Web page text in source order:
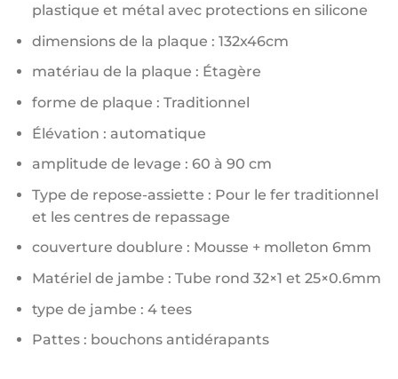
plastique et métal avec protections en silicone
dimensions de la plaque : 132x46cm
matériau de la plaque : Étagère
forme de plaque : Traditionnel
Élévation : automatique
amplitude de levage : 60 à 90 cm
Type de repose-assiette : Pour le fer traditionnel
et les centres de repassage
couverture doublure : Mousse + molleton 6mm
Matériel de jambe : Tube rond 32×1 et 25×0.6mm
type de jambe : 4 tees
Pattes : bouchons antidérapants